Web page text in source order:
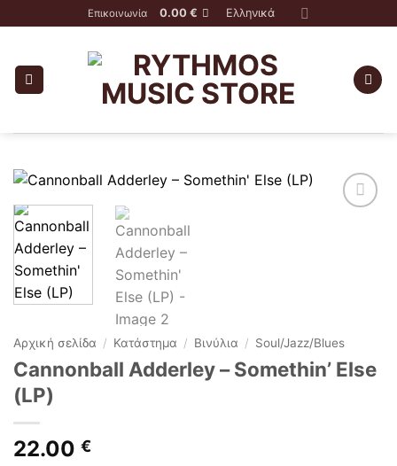
to
Επικοινωνία 0.00 € Ελληνικά
Αρχική σελίδα / Κατάστημα / Βινύλια / Soul/Jazz/Blues
Cannonball Adderley – Somethin’ Else
(LP)
22.00 €